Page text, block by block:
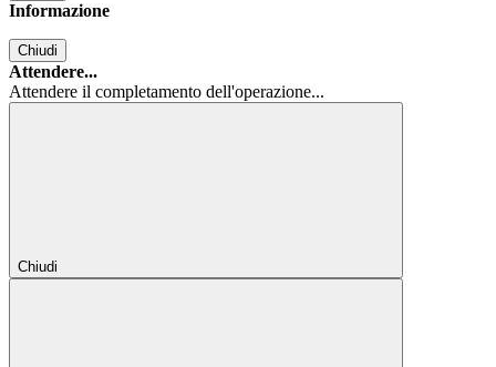
Informazione
Chiudi
Attendere...
Attendere il completamento dell'operazione...
Chiudi